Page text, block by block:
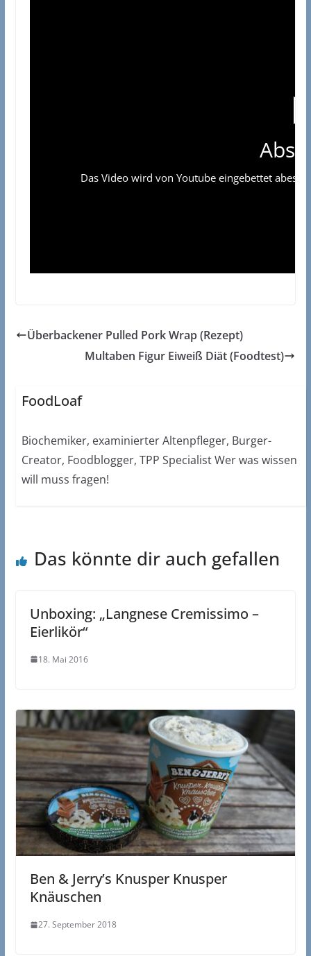
Das Video wird von Youtube eingebettet
Überbackener Pulled Pork Wrap (Rezept)
Multaben Figur Eiweiß Diät (Foodtest)
FoodLoaf
Biochemiker, examinierter Altenpfleger, Burger-
Creator, Foodblogger, TPP Specialist Wer was wissen
will muss fragen!
Das könnte dir auch gefallen
Unboxing: „Langnese Cremissimo –
Eierlikör“
18. Mai 2016
Ben & Jerry’s Knusper Knusper
Knäuschen
27. September 2018